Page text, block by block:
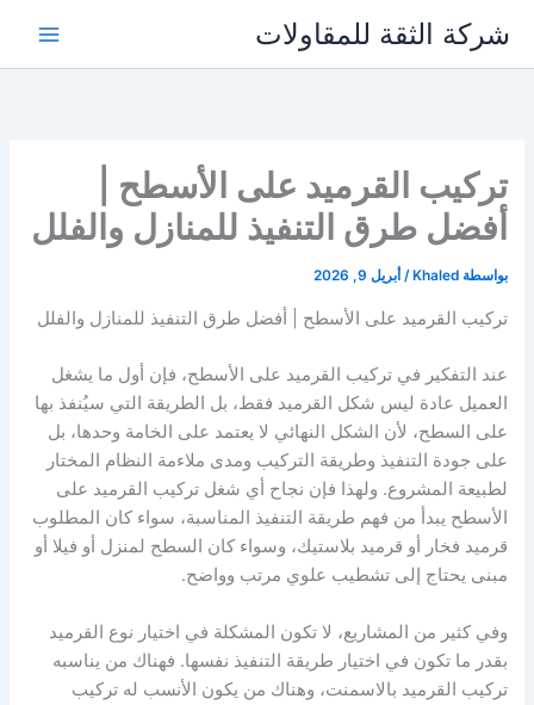
المحتوى
شركة الثقة للمقاولات
تركيب القرميد على الأسطح |
أفضل طرق التنفيذ للمنازل والفلل
بواسطة Khaled
/ أبريل 9, 2026
تركيب القرميد على الأسطح | أفضل طرق التنفيذ للمنازل والفلل
عند التفكير في تركيب القرميد على الأسطح، فإن أول ما يشغل
العميل عادة ليس شكل القرميد فقط، بل الطريقة التي سيُنفذ بها
على السطح، لأن الشكل النهائي لا يعتمد على الخامة وحدها، بل
على جودة التنفيذ وطريقة التركيب ومدى ملاءمة النظام المختار
لطبيعة المشروع. ولهذا فإن نجاح أي شغل تركيب القرميد على
الأسطح يبدأ من فهم طريقة التنفيذ المناسبة، سواء كان المطلوب
قرميد فخار أو قرميد بلاستيك، وسواء كان السطح لمنزل أو فيلا أو
مبنى يحتاج إلى تشطيب علوي مرتب وواضح.
وفي كثير من المشاريع، لا تكون المشكلة في اختيار نوع القرميد
بقدر ما تكون في اختيار طريقة التنفيذ نفسها. فهناك من يناسبه
تركيب القرميد بالاسمنت، وهناك من يكون الأنسب له تركيب